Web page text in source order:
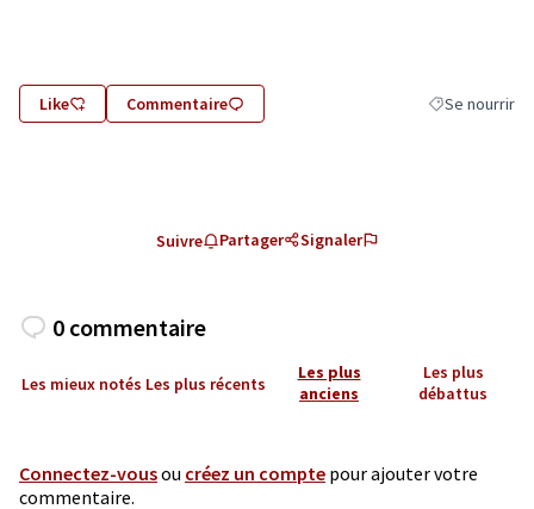
Like Commentaire Filtrer les
Se nourrir
Suivre Partager Signaler
0 commentaire
Les mieux notés Les plus récents
Les plus
anciens
Les plus
débattus
Connectez-vousou créez un compte pour ajouter votre
commentaire.